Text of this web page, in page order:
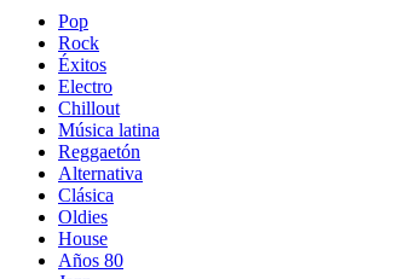
Pop
Rock
Éxitos
Electro
Chillout
Música latina
Reggaetón
Alternativa
Clásica
Oldies
House
Años 80